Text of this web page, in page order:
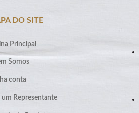
DO SITE
Principal
Somos
conta
um Representante